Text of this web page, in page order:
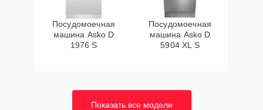
Посудомоечная
машина Asko D
1976 S
Посудомоечная
машина Asko D
5904 XL S
Показать все модели